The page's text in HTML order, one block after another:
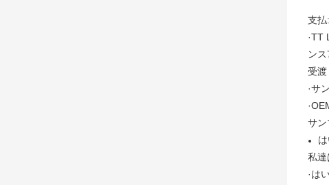
支払:
·TT
ンス
受渡
·サ
サン
私達
·は